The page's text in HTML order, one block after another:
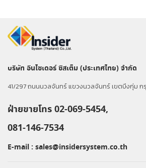
บริษัท อินไซเดอร์ ซิสเต็ม (ประเทศไทย) จำกัด
41/297 ถนนนวลจันทร์ แขวงนวลจันทร์ เขตบึงกุ่ม ก
ฝ่ายขายโทร 02-069-5454,
081-146-7534
E-mail : sales@insidersystem.co.th